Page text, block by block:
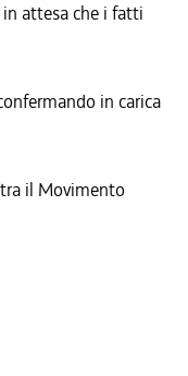
in attesa che i fatti
in carica
il Movimento